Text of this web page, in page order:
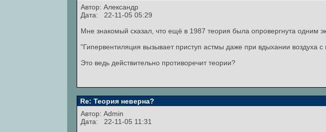
Автор: Александр
Дата: 22-11-05 05:29
Мне знакомый сказал, что ещё в 1987 теория была опровергнута одним
"Гипервентиляция вызывает приступ астмы даже при вдыхании
Это ведь действительно противоречит теории?
Re: Теория неверна?
Автор: Admin
Дата: 22-11-05 11:31